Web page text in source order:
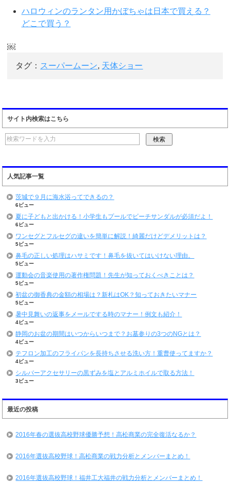
ハロウィンのランタン用かぼちゃは日本で買える？
どこで買う？
￼
タグ： スーパームーン, 天体ショー
サイト内検索はこちら
人気記事一覧
茨城で９月に海水浴ってできるの？
6ビュー
夏に子どもと出かける！小学生もプールでビーチサンダルが必須だよ！
6ビュー
ワンセグとフルセグの違いを簡単に解説！綺麗だけどデメリットは？
5ビュー
鼻毛の正しい処理はハサミです！鼻毛を抜いてはいけない理由。
5ビュー
運動会の音楽使用の著作権問題！先生が知っておくべきことは？
5ビュー
初盆の御香典の金額の相場は？新札はOK？知っておきたいマナー
5ビュー
暑中見舞いの返事をメールでする時のマナー！例文も紹介！
4ビュー
静岡のお盆の期間はいつからいつまで？お墓参りの3つのNGとは？
4ビュー
テフロン加工のフライパンを長持ちさせる洗い方！重曹使ってますか？
4ビュー
シルバーアクセサリーの黒ずみを塩とアルミホイルで取る方法！
3ビュー
最近の投稿
2016年春の選抜高校野球優勝予想！高松商業の完全復活なるか？
2016年選抜高校野球！高松商業の戦力分析とメンバーまとめ！
2016年選抜高校野球！福井工大福井の戦力分析とメンバーまとめ！